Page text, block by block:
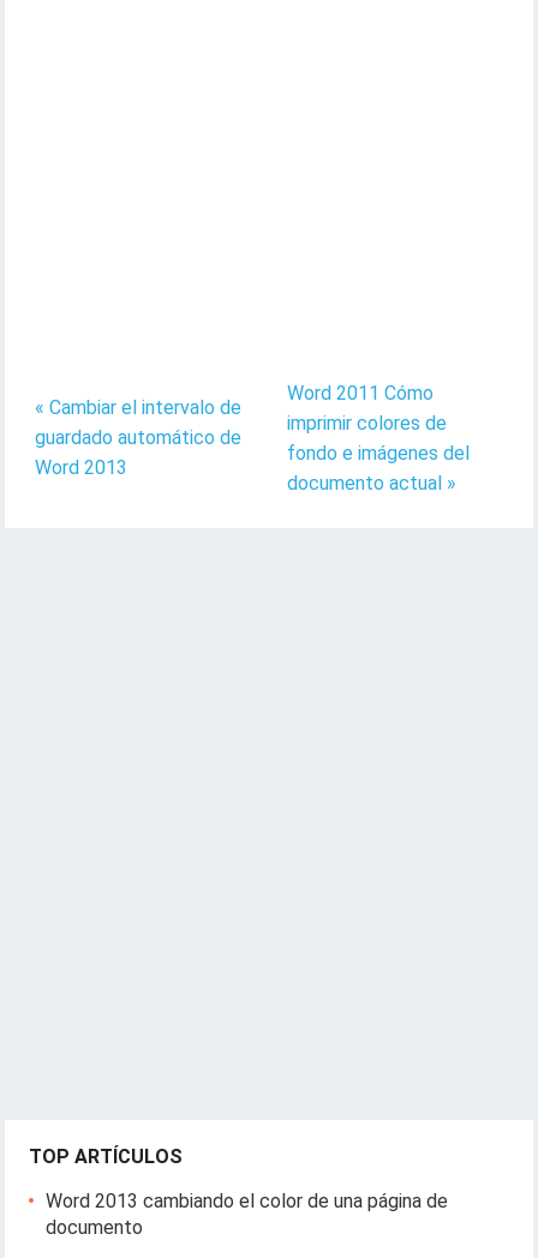
« Cambiar el intervalo de
guardado automático de
Word 2013
Word 2011 Cómo
imprimir colores de
fondo e imágenes del
documento actual »
TOP ARTÍCULOS
Word 2013 cambiando el color de una página de
documento